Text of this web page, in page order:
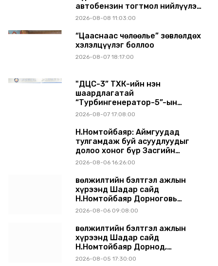
автобензин тогтмол нийлүүлэх
хүсэлт тавилаа
2026-08-08 11:03:00
“Цааснаас чөлөөлье” зөвлөлдөх
хэлэлцүүлэг боллоо
2026-08-07 18:17:00
"ДЦС-3” ТӨХК-ийн нэн
шаардлагатай
“Турбингенератор-5”-ын
шинэчлэлийн төсвийг
2026-08-07 17:08:00
Н.Номтойбаяр: Аймгуудад
тулгамдаж буй асуудлуудыг
долоо хоног бүр Засгийн
газрын хуралдаанд
2026-08-06 16:26:00
Өвөлжилтийн бэлтгэл ажлын
хүрээнд Шадар сайд
Н.Номтойбаяр Дорноговь
аймагт ажиллав
2026-08-06 09:08:00
Өвөлжилтийн бэлтгэл ажлын
хүрээнд Шадар сайд
Н.Номтойбаяр Дорнод,
Сүхбаатар аймагт ажиллав
2026-08-05 17:30:00